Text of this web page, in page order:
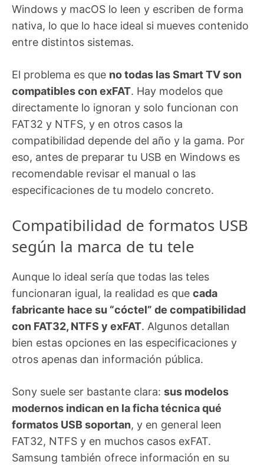
Windows y macOS lo leen y escriben de forma
nativa, lo que lo hace ideal si mueves contenido
entre distintos sistemas.
El problema es que no todas las Smart TV son
compatibles con exFAT. Hay modelos que
directamente lo ignoran y solo funcionan con
FAT32 y NTFS, y en otros casos la
compatibilidad depende del año y la gama. Por
eso, antes de preparar tu USB en Windows es
recomendable revisar el manual o las
especificaciones de tu modelo concreto.
Compatibilidad de formatos USB
según la marca de tu tele
Aunque lo ideal sería que todas las teles
funcionaran igual, la realidad es que cada
fabricante hace su “cóctel” de compatibilidad
con FAT32, NTFS y exFAT. Algunos detallan
bien estas opciones en las especificaciones y
otros apenas dan información pública.
Sony suele ser bastante clara: sus modelos
modernos indican en la ficha técnica qué
formatos USB soportan, y en general leen
FAT32, NTFS y en muchos casos exFAT.
Samsung también ofrece información en su